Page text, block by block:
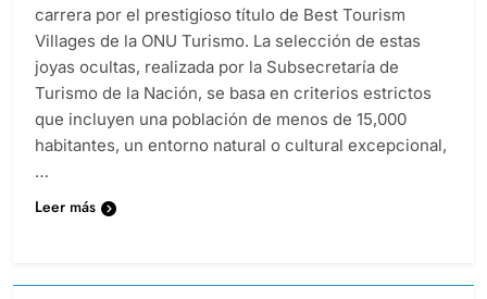
carrera por el prestigioso título de Best Tourism
Villages de la ONU Turismo. La selección de estas
joyas ocultas, realizada por la Subsecretaría de
Turismo de la Nación, se basa en criterios estrictos
que incluyen una población de menos de 15,000
habitantes, un entorno natural o cultural excepcional,
…
Leer más